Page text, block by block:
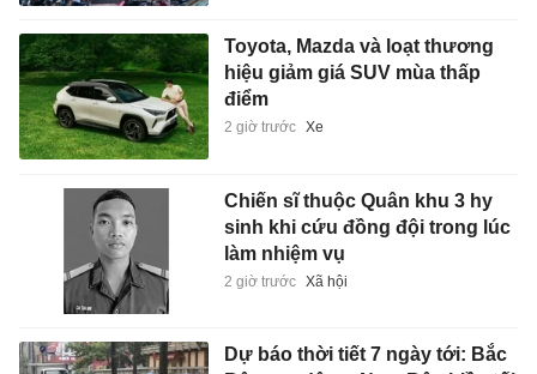
Toyota, Mazda và loạt thương
hiệu giảm giá SUV mùa thấp
điểm
2 giờ trước Xe
Chiến sĩ thuộc Quân khu 3 hy
sinh khi cứu đồng đội trong lúc
làm nhiệm vụ
2 giờ trước Xã hội
Dự báo thời tiết 7 ngày tới: Bắc